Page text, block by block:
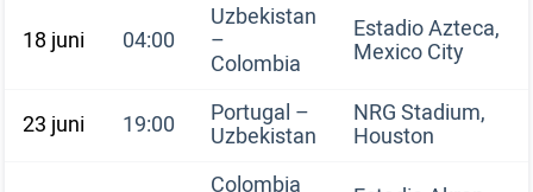
18 juni 04:00
Uzbekistan
–
Colombia
Estadio Azteca,
Mexico City
23 juni 19:00 Portugal –
Uzbekistan
NRG Stadium,
Houston
Colombia